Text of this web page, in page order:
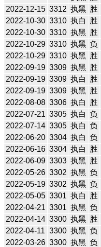
2022-12-15 3312 执黑 胜
2022-10-30 3310 执白 胜
2022-10-30 3310 执黑 胜
2022-10-29 3310 执黑 负
2022-10-29 3310 执黑 胜
2022-09-19 3309 执黑 胜
2022-09-19 3309 执白 胜
2022-09-19 3309 执黑 胜
2022-08-08 3306 执白 胜
2022-07-21 3305 执白 负
2022-07-14 3305 执白 负
2022-06-20 3304 执白 负
2022-06-16 3304 执白 胜
2022-06-09 3303 执黑 胜
2022-05-26 3302 执黑 负
2022-05-19 3302 执黑 负
2022-05-05 3301 执白 胜
2022-04-21 3301 执黑 负
2022-04-14 3300 执黑 胜
2022-04-11 3300 执黑 负
2022-03-26 3300 执黑 负